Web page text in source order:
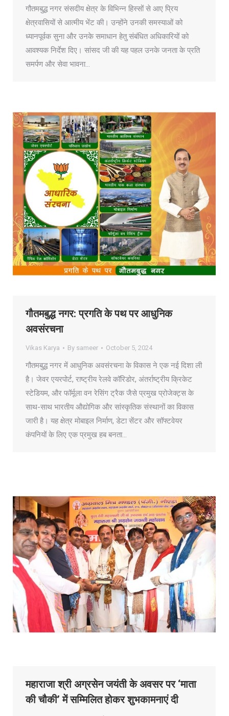
गौतमबुद्ध नगर संसदीय क्षेत्र के विभिन्न हिस्सों से आए प्रिय
क्षेत्रवासियों से आत्मीय भेंट की। उन्होंने उनकी समस्याओं को
ध्यानपूर्वक सुना और उनके समाधान हेतु संबंधित अधिकारियों को
आवश्यक निर्देश दिए। सांसद जी की यह पहल उनके जनता के प्रति
समर्पण और सेवा भावना…
गौतमबुद्ध नगर: प्रगति के पथ पर आधुनिक
अवसंरचना
Vikas Karya By sameer October 5, 2024
गौतमबुद्ध नगर में आधुनिक अवसंरचना के विकास ने एक नई दिशा ली
है। जेवर एयरपोर्ट, राष्ट्रीय रेलवे कॉरिडोर, अंतर्राष्ट्रीय क्रिकेट
स्टेडियम, और फॉर्मूला वन रेसिंग ट्रैक जैसे प्रमुख प्रोजेक्ट्स के
साथ-साथ भारतीय औद्योगिक और सांस्कृतिक संस्थानों का विकास
जारी है। यह क्षेत्र मोबाइल निर्माण, डेटा सेंटर और सॉफ्टवेयर
कंपनियों के लिए एक प्रमुख हब बनता…
महाराजा श्री अग्रसेन जयंती के अवसर पर ‘माता
की चौकी’ में सम्मिलित होकर शुभकामनाएं दी